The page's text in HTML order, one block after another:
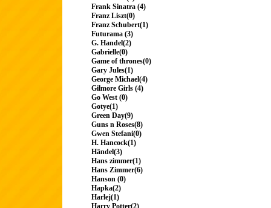
Frank Sinatra (4)
Franz Liszt(0)
Franz Schubert(1)
Futurama (3)
G. Handel(2)
Gabrielle(0)
Game of thrones(0)
Gary Jules(1)
George Michael(4)
Gilmore Girls (4)
Go West (0)
Gotye(1)
Green Day(9)
Guns n Roses(8)
Gwen Stefani(0)
H. Hancock(1)
Händel(3)
Hans zimmer(1)
Hans Zimmer(6)
Hanson (0)
Hapka(2)
Harlej(1)
Harry Potter(2)